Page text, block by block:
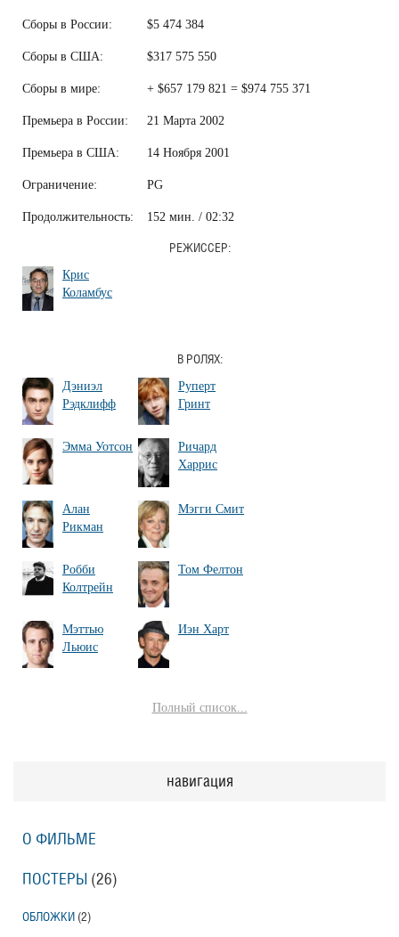
Сборы в России: $5 474 384
Сборы в США: $317 575 550
Сборы в мире: + $657 179 821 = $974 755 371
Премьера в России: 21 Марта 2002
Премьера в США: 14 Ноября 2001
Ограничение: PG
Продолжительность: 152 мин. / 02:32
РЕЖИССЕР:
Крис
Коламбус
В РОЛЯХ:
Дэниэл
Рэдклифф
Руперт
Гринт
Эмма Уотсон
Ричард
Харрис
Алан
Рикман
Мэгги Смит
Робби
Колтрейн
Том Фелтон
Мэттью
Льюис
Иэн Харт
Полный список...
навигация
О ФИЛЬМЕ
ПОСТЕРЫ (26)
ОБЛОЖКИ (2)